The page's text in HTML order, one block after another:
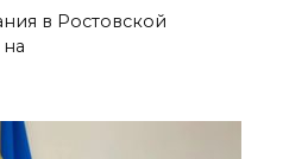
в Ростовской